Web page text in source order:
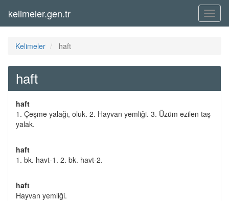
Menü
kelimeler.gen.tr
Kelimeler haft
haft
haft
1. Çeşme yalağı, oluk. 2. Hayvan yemliği. 3. Üzüm ezilen taş
yalak.
haft
1. bk. havt-1. 2. bk. havt-2.
haft
Hayvan yemliği.